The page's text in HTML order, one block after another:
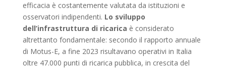
efficacia è costantemente valutata da istituzioni e
osservatori indipendenti. Lo sviluppo
dell’infrastruttura di ricarica è considerato
altrettanto fondamentale: secondo il rapporto annuale
di Motus-E, a fine 2023 risultavano operativi in Italia
oltre 47.000 punti di ricarica pubblica, in crescita del